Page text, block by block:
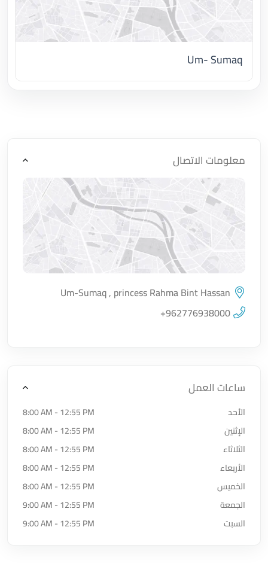
Um- Sumaq
معلومات الاتصال
اضغط لتحميل الموقع
Um-Sumaq , princess Rahma Bint Hassan
+962776938000
ساعات العمل
الأحد
8:00 AM - 12:55 PM
الإثنين
8:00 AM - 12:55 PM
الثلاثاء
8:00 AM - 12:55 PM
الأربعاء
8:00 AM - 12:55 PM
الخميس
8:00 AM - 12:55 PM
الجمعة
9:00 AM - 12:55 PM
السبت
9:00 AM - 12:55 PM